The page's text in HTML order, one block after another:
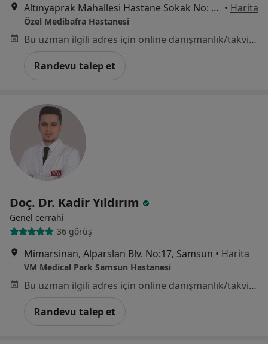
Altınyaprak Mahallesi Hastane Sokak No: 27, Bafra • Harita
Özel Medibafra Hastanesi
Bu uzman ilgili adres için online danışmanlık/takvim sunmuyor.
Randevu talep et
Doç. Dr. Kadir Yıldırım
Genel cerrahi
36 görüş
Mimarsinan, Alparslan Blv. No:17, Samsun • Harita
VM Medical Park Samsun Hastanesi
Bu uzman ilgili adres için online danışmanlık/takvim sunmuyor.
Randevu talep et